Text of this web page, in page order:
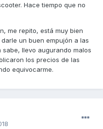
Hace tiempo que no
me repito, está muy bien
un buen empujón a las
llevo augurando malos
los precios de las
equivocarme.